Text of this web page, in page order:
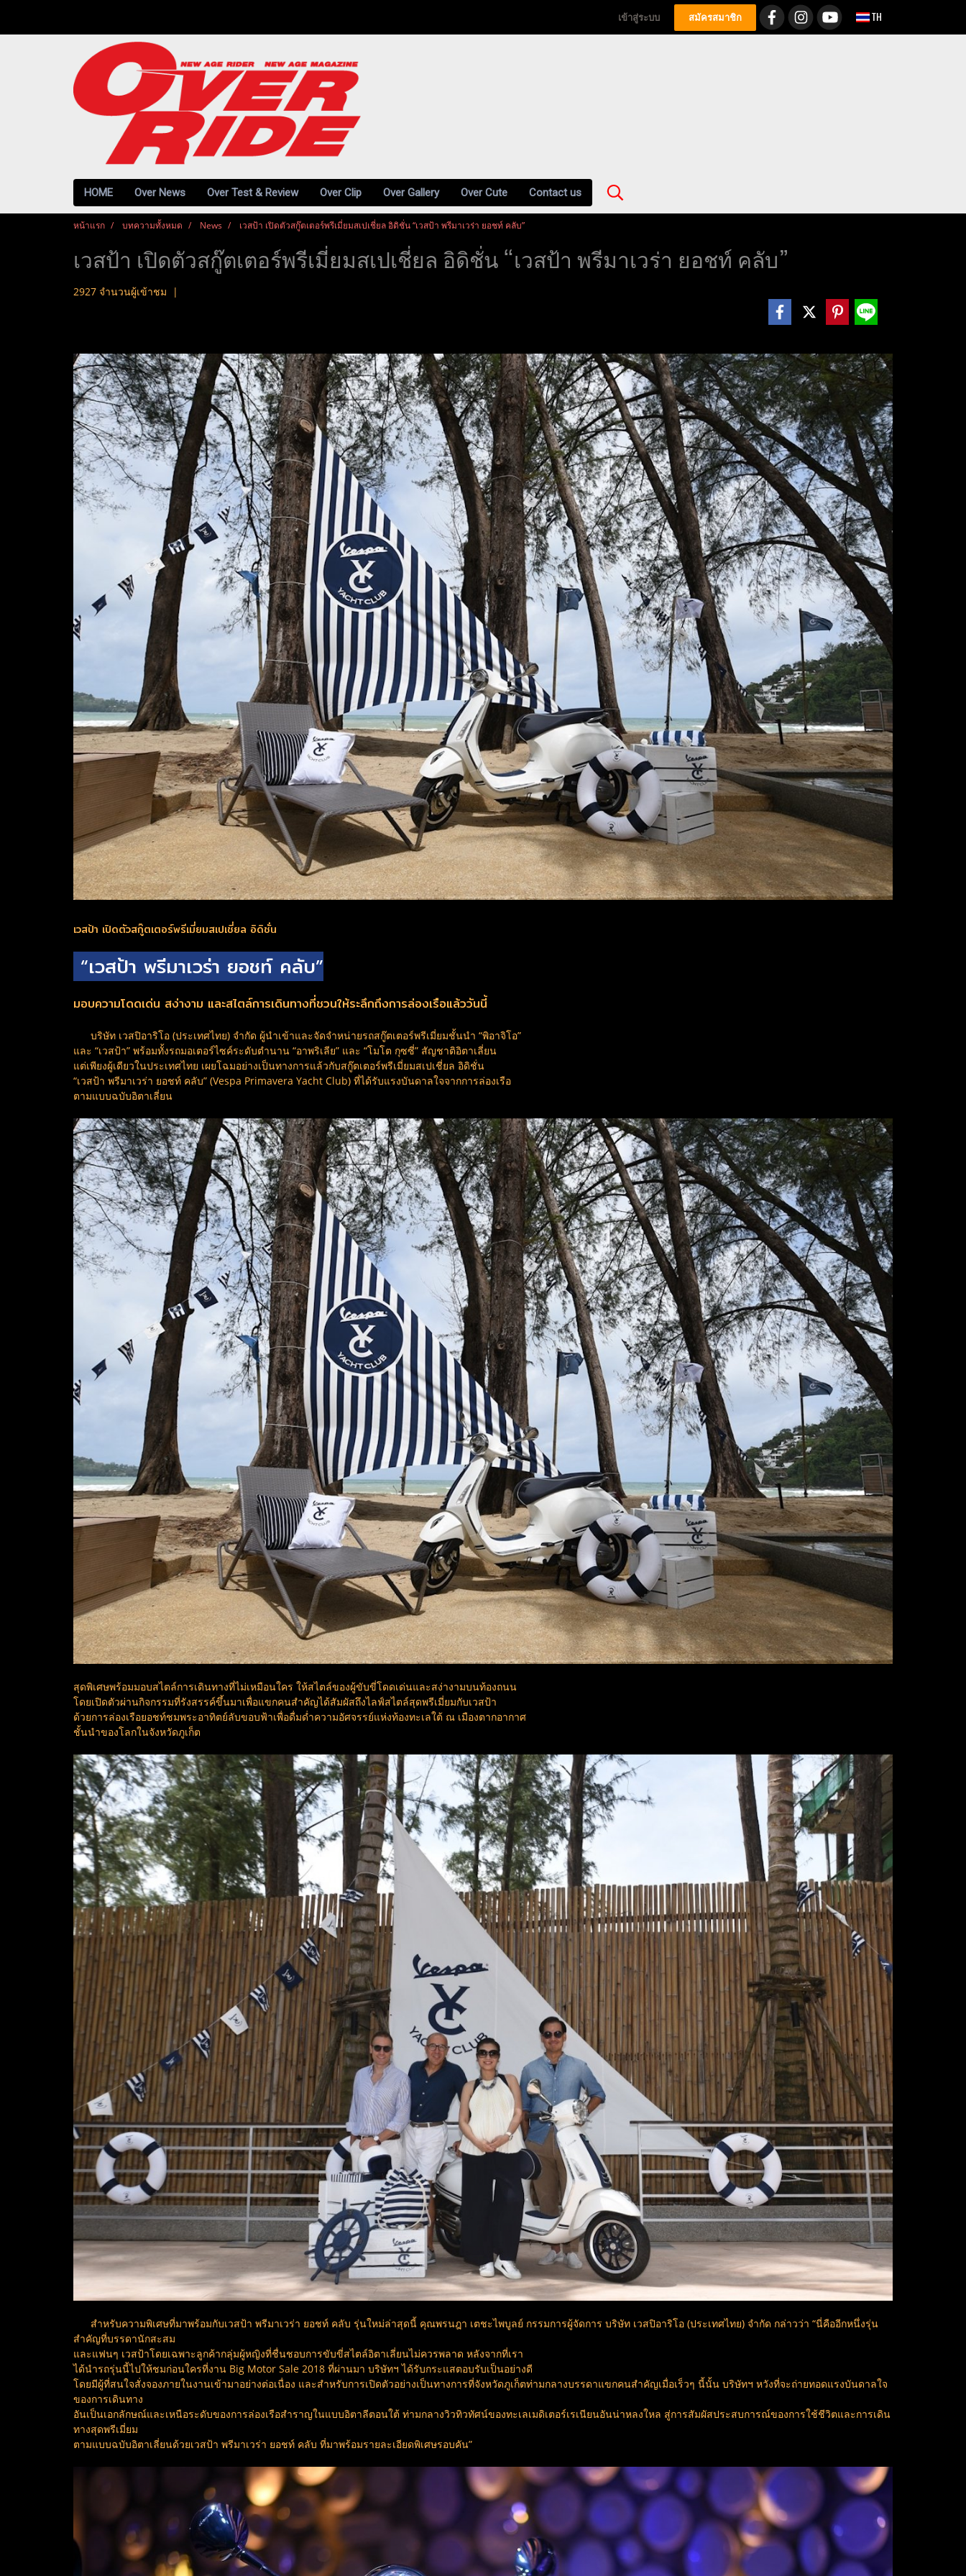
เข้าสู่ระบบ สมัครสมาชิก TH
HOME Over News Over Test & Review Over Clip Over Gallery Over Cute Contact us
หน้าแรก บทความทั้งหมด News เวสป้า เปิดตัวสกู๊ตเตอร์พรีเมี่ยมสเปเชี่ยล อิดิชั่น “เวสป้า พรีมาเวร่า ยอชท์ คลับ”
เวสป้า เปิดตัวสกู๊ตเตอร์พรีเมี่ยมสเปเชี่ยล อิดิชั่น “เวสป้า พรีมาเวร่า ยอชท์ คลับ”
2927 จำนวนผู้เข้าชม |
เวสป้า เปิดตัวสกู๊ตเตอร์พรีเมี่ยมสเปเชี่ยล อิดิชั่น
“เวสป้า พรีมาเวร่า ยอชท์ คลับ”
มอบความโดดเด่น สง่างาม และสไตล์การเดินทางที่ชวนให้ระลึกถึงการล่องเรือแล้ววันนี้
บริษัท เวสปิอาริโอ (ประเทศไทย) จำกัด ผู้นำเข้าและจัดจำหน่ายรถสกู๊ตเตอร์พรีเมี่ยมชั้นนำ “พิอาจิโอ”
และ “เวสป้า” พร้อมทั้งรถมอเตอร์ไซค์ระดับตำนาน “อาพริเลีย” และ “โมโต กุซซี่” สัญชาติอิตาเลี่ยน
แต่เพียงผู้เดียวในประเทศไทย เผยโฉมอย่างเป็นทางการแล้วกับสกู๊ตเตอร์พรีเมี่ยมสเปเชี่ยล อิดิชั่น
“เวสป้า พรีมาเวร่า ยอชท์ คลับ” (Vespa Primavera Yacht Club) ที่ได้รับแรงบันดาลใจจากการล่องเรือ
ตามแบบฉบับอิตาเลี่ยน
สุดพิเศษพร้อมมอบสไตล์การเดินทางที่ไม่เหมือนใคร ให้สไตล์ของผู้ขับขี่โดดเด่นและสง่างามบนท้องถนน
โดยเปิดตัวผ่านกิจกรรมที่รังสรรค์ขึ้นมาเพื่อแขกคนสำคัญได้สัมผัสถึงไลฟ์สไตล์สุดพรีเมี่ยมกับเวสป้า
ด้วยการล่องเรือยอชท์ชมพระอาทิตย์ลับขอบฟ้าเพื่อดื่มด่ำความอัศจรรย์แห่งท้องทะเลใต้ ณ เมืองตากอากาศ
ชั้นนำของโลกในจังหวัดภูเก็ต
สำหรับความพิเศษที่มาพร้อมกับเวสป้า พรีมาเวร่า ยอชท์ คลับ รุ่นใหม่ล่าสุดนี้ คุณพรนฎา เตชะไพบูลย์ กรรมการผู้จัดการ บริษัท เวสปิอาริโอ (ประเทศไทย) จำกัด กล่าวว่า “นี่คืออีกหนึ่งรุ่น
สำคัญที่บรรดานักสะสม
และแฟนๆ เวสป้าโดยเฉพาะลูกค้ากลุ่มผู้หญิงที่ชื่นชอบการขับขี่สไตล์อิตาเลี่ยนไม่ควรพลาด หลังจากที่เรา
ได้นำรถรุ่นนี้ไปให้ชมก่อนใครที่งาน Big Motor Sale 2018 ที่ผ่านมา บริษัทฯ ได้รับกระแสตอบรับเป็นอย่างดี
โดยมีผู้ที่สนใจสั่งจองภายในงานเข้ามาอย่างต่อเนื่อง และสำหรับการเปิดตัวอย่างเป็นทางการที่จังหวัดภูเก็ตท่ามกลางบรรดาแขกคนสำคัญเมื่อเร็วๆ นี้นั้น บริษัทฯ หวังที่จะถ่ายทอดแรงบันดาลใจ
ของการเดินทาง
อันเป็นเอกลักษณ์และเหนือระดับของการล่องเรือสำราญในแบบอิตาลีตอนใต้ ท่ามกลางวิวทิวทัศน์ของทะเลเมดิเตอร์เรเนียนอันน่าหลงใหล สู่การสัมผัสประสบการณ์ของการใช้ชีวิตและการเดิน
ทางสุดพรีเมี่ยม
ตามแบบฉบับอิตาเลี่ยนด้วยเวสป้า พรีมาเวร่า ยอชท์ คลับ ที่มาพร้อมรายละเอียดพิเศษรอบคัน”